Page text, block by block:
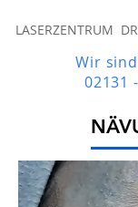
Wir
02131
LASERZENTRUM